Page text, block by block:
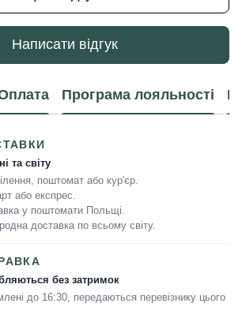
Написати відгук
Програма лояльності
та світу
поштомат або кур'єр.
або експрес.
у поштомати Польщі.
доставка по всьому світу.
без затримок
до 16:30, передаються перевізнику цього